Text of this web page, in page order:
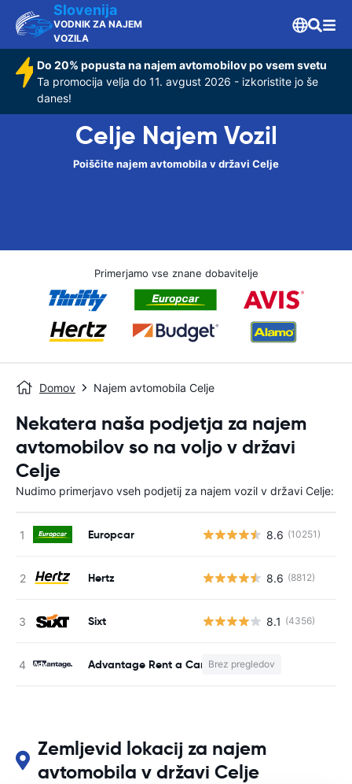
Slovenija
VODNIK ZA NAJEM
VOZILA
Do 20% popusta na najem avtomobilov po vsem svetu
Ta promocija velja do 11. avgust 2026 - izkoristite jo še
danes!
Celje Najem Vozil
Poiščite najem avtomobila v državi Celje
Primerjamo vse znane dobavitelje
Domov Najem avtomobila Celje
Nekatera naša podjetja za najem
avtomobilov so na voljo v državi
Celje
Nudimo primerjavo vseh podjetij za najem vozil v državi Celje:
Europcar 8.6 (10251)
Hertz 8.6 (8812)
Sixt 8.1 (4356)
Advantage Rent a Car Brez pregledov
Zemljevid lokacij za najem
avtomobila v državi Celje